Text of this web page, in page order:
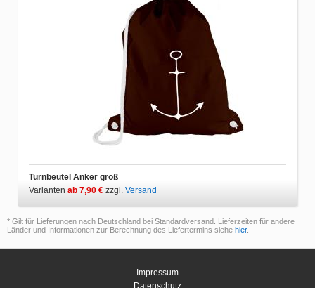
Turnbeutel Anker groß
Varianten ab 7,90 € zzgl. Versand
* Gilt für Lieferungen nach Deutschland bei Standardversand. Lieferzeiten für andere
Länder und Informationen zur Berechnung des Liefertermins siehe hier.
Impressum
Datenschutz